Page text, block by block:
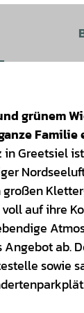
grünem
Familie
Greetsiel
auf ihre
ab.
sowie